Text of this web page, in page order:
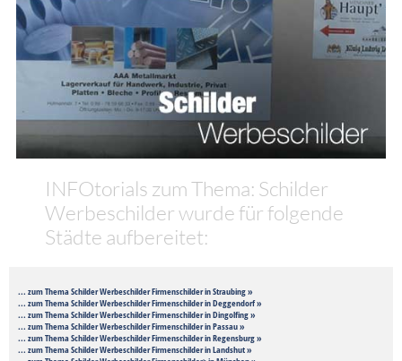
INFOtorials zum Thema: Schilder
Werbeschilder wurde für folgende
Städte aufbereitet:
... zum Thema Schilder Werbeschilder Firmenschilder in Straubing »
... zum Thema Schilder Werbeschilder Firmenschilder in Deggendorf »
... zum Thema Schilder Werbeschilder Firmenschilder in Dingolfing »
... zum Thema Schilder Werbeschilder Firmenschilder in Passau »
... zum Thema Schilder Werbeschilder Firmenschilder in Regensburg »
... zum Thema Schilder Werbeschilder Firmenschilder in Landshut »